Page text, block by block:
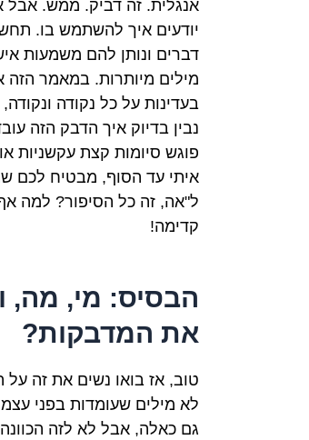
אנגלית. זה דביק. ממש. אבל
יודעים איך להשתמש בו.
דברים ונותן להם משמעות
מילים מיותרות. במאמר הזה
בעדינות על כל נקודה
נבין בדיוק איך הדבק הזה
פוגש סיומות קצת עקשניות
איתי עד הסוף, מבטיח לכם
ל"אה, זה כל הסיפור? למה
קדימה!
הבסיס: מי, מה,
את המדבקות?
טוב, אז בואו נשים את זה על
לא מילים שעומדות בפני
גם כאלה, אבל לא לזה